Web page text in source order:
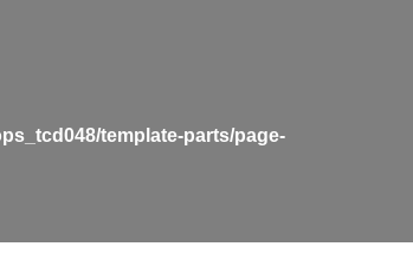
template-parts/page-